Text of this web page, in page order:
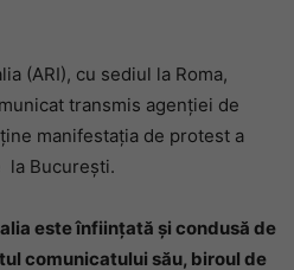
(ARI), cu sediul la Roma,
transmis agenției de
manifestaţia de protest a
la Bucureşti.
este înființată și condusă de
comunicatului său, biroul de